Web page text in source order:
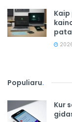
Populiaru.
Kur